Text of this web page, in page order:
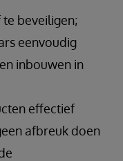
beveiligen;
eenvoudig
inbouwen in
effectief
afbreuk doen